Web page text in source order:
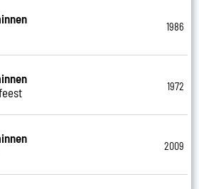
1986
1972
2009